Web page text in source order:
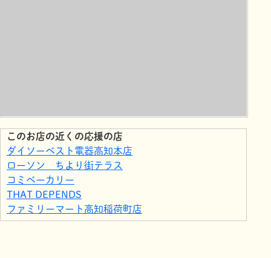
このお店の近くの応援の店
ダイソーベスト電器高知本店
ローソン ちより街テラス
コミベーカリー
THAT DEPENDS
ファミリーマート高知稲荷町店
くまがい整体院稲荷店